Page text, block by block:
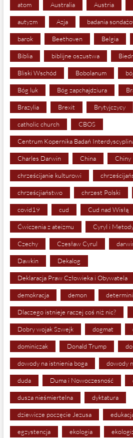
atom Australia Austria
autyzm Azja badania
barok Beethoven Belgia
Biblia biblijne oszustwa
Bliski Wschód Bobolanum
Bóg luk Bóg zapchajdziura
Brazylia Brexit Brytyjczycy
catholic church CBOS
Centrum Kopernika Badań
Charles Darwin China Chiny
chrześcijanie kulturowi
chrześcjiaństwo chrzest Polski
covid19 cud Cud nad Wisłą
Ćwiczenia z ateizmu Cyryl i
Czechy Czesław Cyrul
Dawkin Dekalog
Deklaracja Praw Człowieka i Obywatela
demokracja demon
Dlaczego istnieje raczej coś niż nic?
Dobry wojak Szwejk dogmat
dominiczak Donald Trump
dowody na istnienia boga dowody
duda Duma i Nowoczesność
dusza nieśmiertelna dyktatura
dziewicze poczęcie Jezusa
egzystencja ekologia